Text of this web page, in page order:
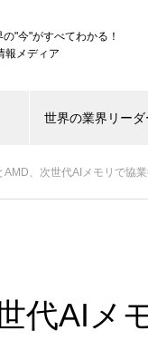
"今"がすべてわかる！
報メディア
世界の業界リーダ
AMD、次世代AIメモリで協
代AIメ